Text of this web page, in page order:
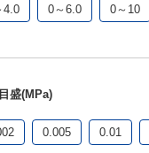
4.0 0～6.0 0～10
盛(MPa)
0.005 0.01